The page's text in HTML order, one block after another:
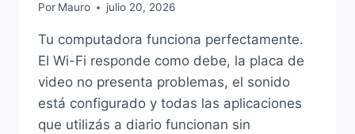
Por Mauro julio 20, 2026
Tu computadora funciona perfectamente.
El Wi-Fi responde como debe, la placa de
video no presenta problemas, el sonido
está configurado y todas las aplicaciones
que utilizás a diario funcionan sin